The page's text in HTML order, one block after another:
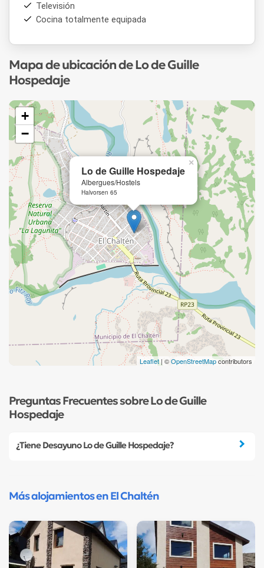
Televisión
Cocina totalmente equipada
Mapa de ubicación de Lo de Guille
Hospedaje
Lo de Guille Hospedaje
Albergues/Hostels
Halvorsen 65
×
+
−
Leaflet| ©OpenStreetMapcontributors
Preguntas Frecuentes sobre Lo de Guille
Hospedaje
¿Tiene Desayuno Lo de Guille Hospedaje?
Más alojamientos en El Chaltén